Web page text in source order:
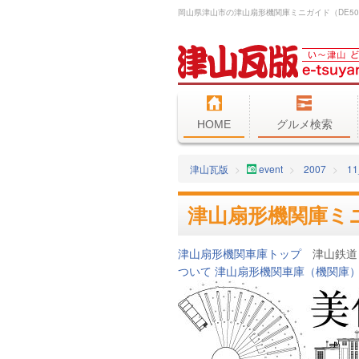
HOME グルメ検索
津山瓦版 event 2007
津山扇形機関庫ミ
津山扇形機関車庫トップ津山鉄
ついて 津山扇形機関車庫（機関庫